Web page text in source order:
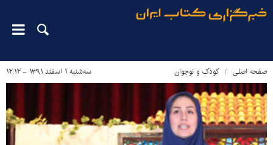
صفحه اصلی کودک و نوجوان سه‌شنبه ۱ اسفند ۱۳۹۱ - ۱۲:۱۲